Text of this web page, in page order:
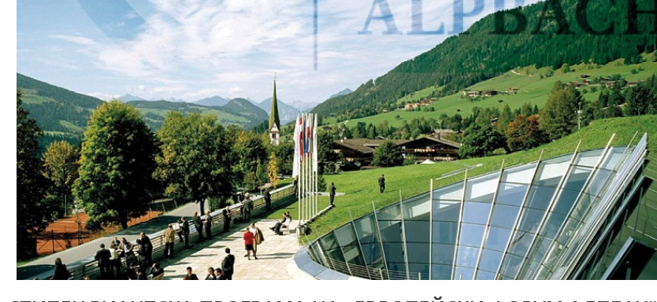
Медицински факултет
Факултет по дентална медицина
Фармацевтичен факултет
Факултет по обществено здраве
Филиал „Проф. д-р Ив. Митев” –
Враца
Медицински колеж – София
Научно-изследователски институт
ДЕОС
СОССБОС
Развойно-
техническа
база
Почивна
база-Китен